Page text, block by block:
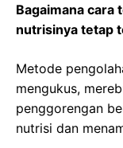
Bagaimana cara
nutrisinya tetap
Metode
mengukus,
penggorengan
nutrisi dan